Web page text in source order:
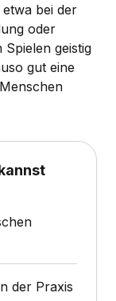
bei der
oder
geistig
gut eine
der Praxis